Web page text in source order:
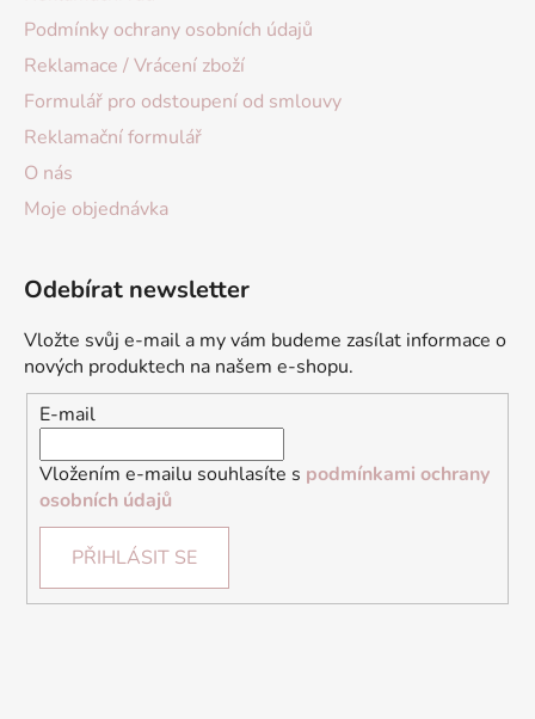
Podmínky ochrany osobních údajů
Reklamace / Vrácení zboží
Formulář pro odstoupení od smlouvy
Reklamační formulář
O nás
Moje objednávka
Odebírat newsletter
Vložte svůj e-mail a my vám budeme zasílat informace o
nových produktech na našem e-shopu.
E-mail
Vložením e-mailu souhlasíte s podmínkami ochrany
osobních údajů
PŘIHLÁSIT SE